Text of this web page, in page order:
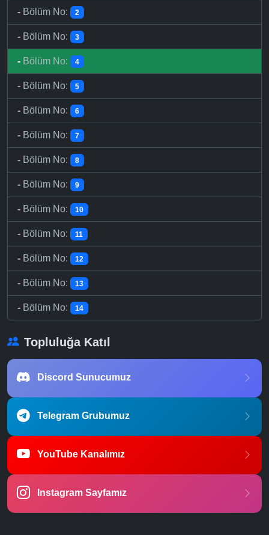
- Bölüm No: 2
- Bölüm No: 3
- Bölüm No: 4
- Bölüm No: 5
- Bölüm No: 6
- Bölüm No: 7
- Bölüm No: 8
- Bölüm No: 9
- Bölüm No: 10
- Bölüm No: 11
- Bölüm No: 12
- Bölüm No: 13
- Bölüm No: 14
Topluluğa Katıl
Discord Sunucumuz
Telegram Grubumuz
YouTube Kanalımız
Instagram Sayfamız